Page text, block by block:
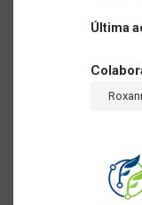
Última